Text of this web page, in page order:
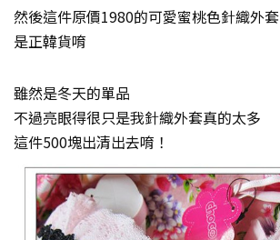
然後這件原價1980的可愛蜜桃色針織外套
是正韓貨唷
雖然是冬天的單品
不過亮眼得很只是我針織外套真的太多
這件500塊出清出去唷！